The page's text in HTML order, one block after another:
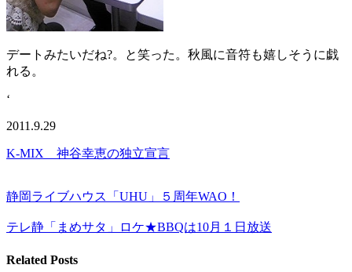
デートみたいだね?。と笑った。秋風に音符も嬉しそうに戯
れる。
‘
2011.9.29
K-MIX 神谷幸恵の独立宣言
静岡ライブハウス「UHU」５周年WAO！
テレ静「まめサタ」ロケ★BBQは10月１日放送
Related Posts